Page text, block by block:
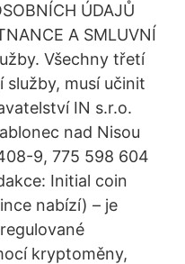
ÚDAJŮ
A SMLUVNÍ
Všechny třetí
musí učinit
IN s.r.o.
nad Nisou
9, 775 598 604
Initial coin
nabízí) – je
kryptoměny,